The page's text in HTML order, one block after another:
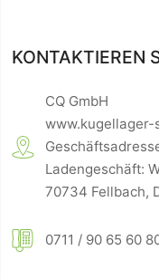
KONTAKTIEREN
CQ GmbH
www.kugellager-
Ladengeschäft:
70734 Fellbach,
0711 / 90 65 60